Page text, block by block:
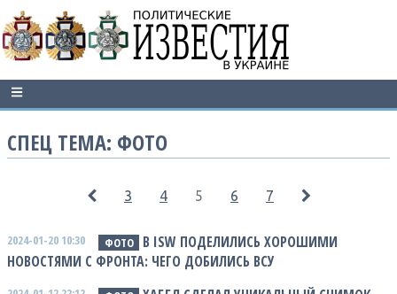
СПЕЦ ТЕМА: ФОТО
3 4 5 6 7
2024-01-20 10:30 ФОТО
В ISW ПОДЕЛИЛИСЬ ХОРОШИМИ
НОВОСТЯМИ С ФРОНТА: ЧЕГО ДОБИЛИСЬ ВСУ